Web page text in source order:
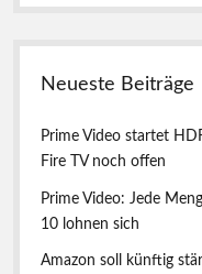
i
Neueste Beiträge
Prime Video startet
Fire TV noch offen
Prime Video: Jede
10 lohnen sich
Amazon soll künftig